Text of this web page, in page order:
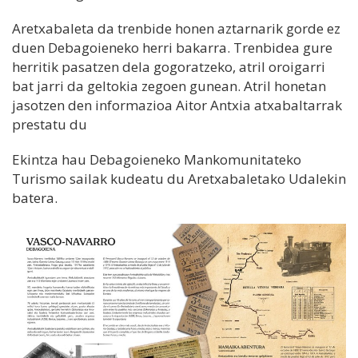
Aretxabaleta da trenbide honen aztarnarik gorde ez
duen Debagoieneko herri bakarra. Trenbidea gure
herritik pasatzen dela gogoratzeko, atril oroigarri
bat jarri da geltokia zegoen gunean. Atril honetan
jasotzen den informazioa Aitor Antxia atxabaltarrak
prestatu du
Ekintza hau Debagoieneko Mankomunitateko
Turismo sailak kudeatu du Aretxabaletako Udalekin
batera.